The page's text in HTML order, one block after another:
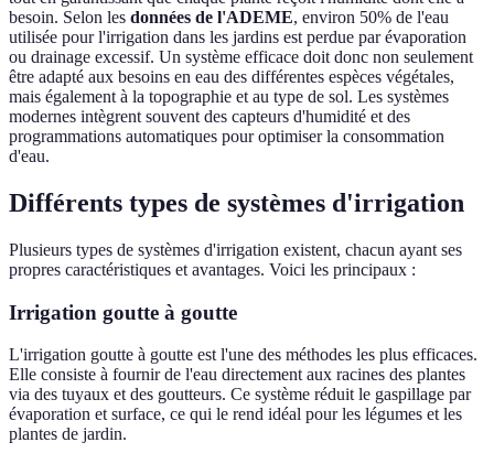
besoin. Selon les données de l'ADEME, environ 50% de l'eau
utilisée pour l'irrigation dans les jardins est perdue par évaporation
ou drainage excessif. Un système efficace doit donc non seulement
être adapté aux besoins en eau des différentes espèces végétales,
mais également à la topographie et au type de sol. Les systèmes
modernes intègrent souvent des capteurs d'humidité et des
programmations automatiques pour optimiser la consommation
d'eau.
Différents types de systèmes d'irrigation
Plusieurs types de systèmes d'irrigation existent, chacun ayant ses
propres caractéristiques et avantages. Voici les principaux :
Irrigation goutte à goutte
L'irrigation goutte à goutte est l'une des méthodes les plus efficaces.
Elle consiste à fournir de l'eau directement aux racines des plantes
via des tuyaux et des goutteurs. Ce système réduit le gaspillage par
évaporation et surface, ce qui le rend idéal pour les légumes et les
plantes de jardin.